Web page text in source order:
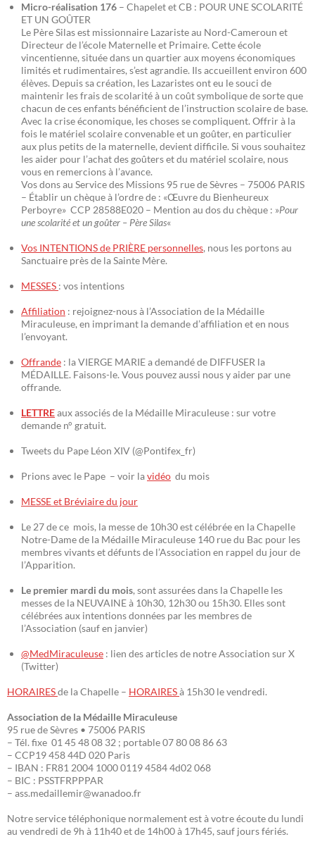
Micro-réalisation 176 – Chapelet et CB : POUR UNE SCOLARITÉ
ET UN GOÛTER
Le Père Silas est missionnaire Lazariste au Nord-Cameroun et
Directeur de l’école Maternelle et Primaire. Cette école
vincentienne, située dans un quartier aux moyens économiques
limités et rudimentaires, s’est agrandie. Ils accueillent environ 600
élèves. Depuis sa création, les Lazaristes ont eu le souci de
maintenir les frais de scolarité à un coût symbolique de sorte que
chacun de ces enfants bénéficient de l’instruction scolaire de base.
Avec la crise économique, les choses se compliquent. Offrir à la
fois le matériel scolaire convenable et un goûter, en particulier
aux plus petits de la maternelle, devient difficile. Si vous souhaitez
les aider pour l’achat des goûters et du matériel scolaire, nous
vous en remercions à l’avance.
Vos dons au Service des Missions 95 rue de Sèvres – 75006 PARIS
– Établir un chèque à l’ordre de : «Œuvre du Bienheureux
Perboyre» CCP 28588E020 – Mention au dos du chèque : »Pour
une scolarité et un goûter – Père Silas«
Vos INTENTIONS de PRIÈRE personnelles, nous les portons au
Sanctuaire près de la Sainte Mère.
MESSES : vos intentions
Affiliation : rejoignez-nous à l’Association de la Médaille
Miraculeuse, en imprimant la demande d’affiliation et en nous
l’envoyant.
Offrande : la VIERGE MARIE a demandé de DIFFUSER la
MÉDAILLE. Faisons-le. Vous pouvez aussi nous y aider par une
offrande.
LETTREaux associés de la Médaille Miraculeuse : sur votre
demande n° gratuit.
Tweets du Pape Léon XIV (@Pontifex_fr)
Prions avec le Pape – voir lavidéo du mois
MESSE et Bréviaire du jour
Le 27 de ce mois, la messe de 10h30 est célébrée en la Chapelle
Notre-Dame de la Médaille Miraculeuse 140 rue du Bac pour les
membres vivants et défunts de l’Association en rappel du jour de
l’Apparition.
Le premier mardi du mois, sont assurées dans la Chapelle les
messes de la NEUVAINE à 10h30, 12h30 ou 15h30. Elles sont
célébrées aux intentions données par les membres de
l’Association (sauf en janvier)
@MedMiraculeuse : lien des articles de notre Association sur X
(Twitter)
HORAIRESde la Chapelle – HORAIRESà 15h30 le vendredi.
Association de la Médaille Miraculeuse
95 rue de Sèvres • 75006 PARIS
– Tél. fixe 01 45 48 08 32 ; portable 07 80 08 86 63
– CCP19 458 44D 020 Paris
– IBAN : FR81 2004 1000 0119 4584 4d02 068
– BIC : PSSTFRPPPAR
– ass.medaillemir@wanadoo.fr
Notre service téléphonique normalement est à votre écoute du lundi
au vendredi de 9h à 11h40 et de 14h00 à 17h45, sauf jours fériés.